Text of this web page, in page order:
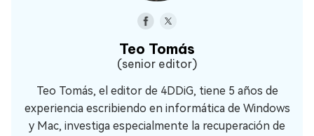
Teo Tomás
(senior editor)
Teo Tomás, el editor de 4DDiG, tiene 5 años de
experiencia escribiendo en informática de Windows
y Mac, investiga especialmente la recuperación de